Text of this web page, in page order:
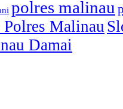
polres malinau
Polres Malinau
Damai